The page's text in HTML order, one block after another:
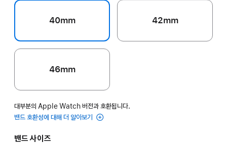
40mm 42mm
46mm
대부분의 Apple Watch 버전과 호환됩니다.
밴드 호환성에 대해 더 알아보기
밴드 사이즈